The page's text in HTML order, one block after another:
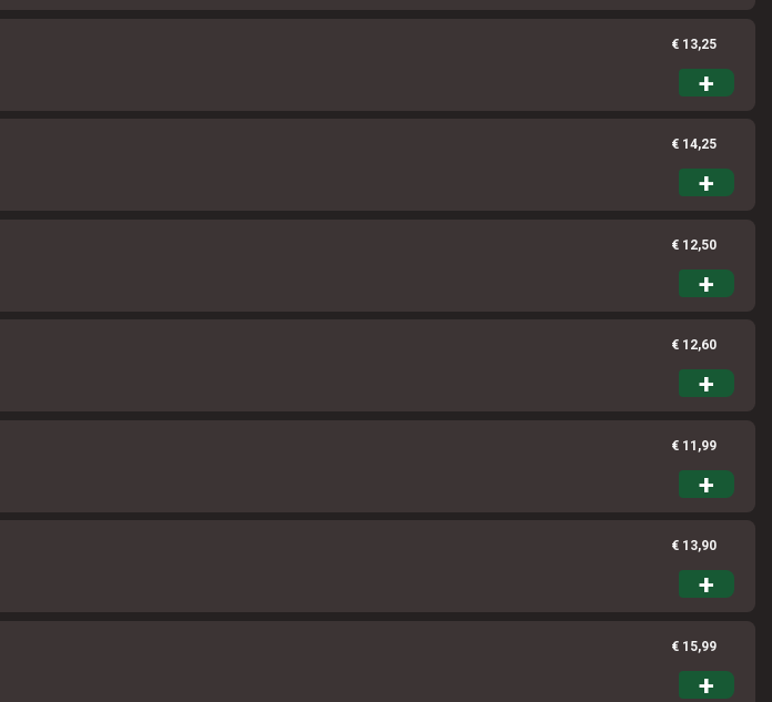
€ 13,25
+
€ 14,25
+
€ 12,50
+
€ 12,60
+
€ 11,99
+
€ 13,90
+
€ 15,99
+